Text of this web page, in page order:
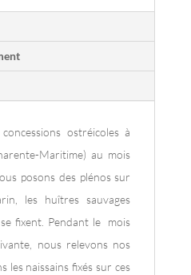
ostréicoles à
Maritime) au mois
posons des plénos sur
les huîtres sauvages
fixent. Pendant le mois
nous relevons nos
les naissains fixés sur ces